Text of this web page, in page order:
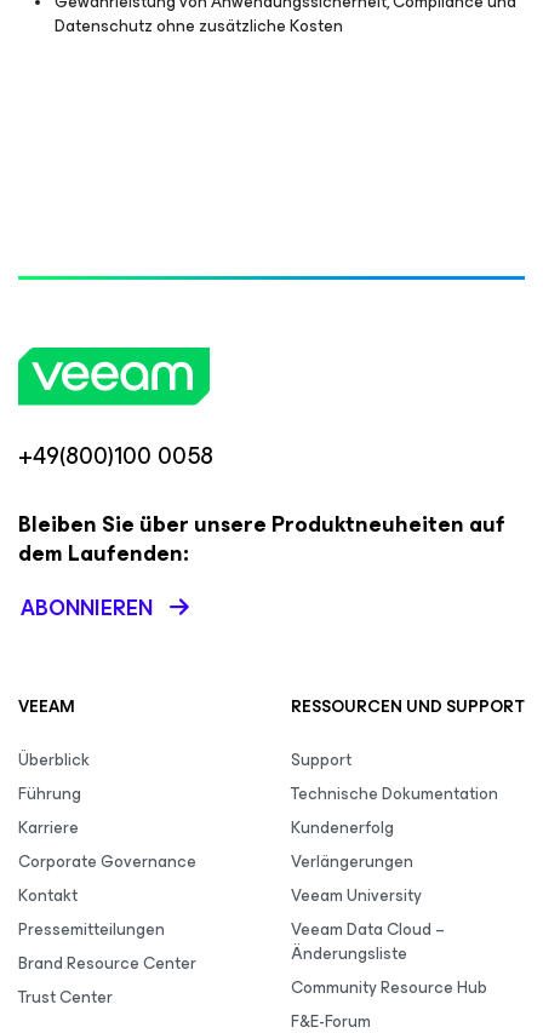
Datenschutz ohne zusätzliche Kosten
+49(800)100 0058
Bleiben Sie über unsere Produktneuheiten auf
dem Laufenden:
ABONNIEREN
VEEAM
Überblick
Führung
Karriere
Corporate Governance
Kontakt
Pressemitteilungen
Brand Resource Center
Trust Center
RESSOURCEN UND SUPPORT
Support
Technische Dokumentation
Kundenerfolg
Verlängerungen
Veeam University
Veeam Data Cloud –
Änderungsliste
Community Resource Hub
F&E-Forum